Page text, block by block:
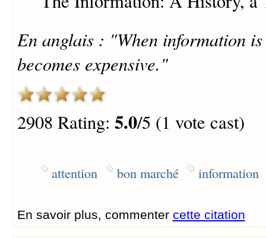
En anglais : "When information
becomes expensive."
2908 Rating: 5.0/5 (1 vote cast)
attention bon marché information
En savoir plus, commenter cette citation